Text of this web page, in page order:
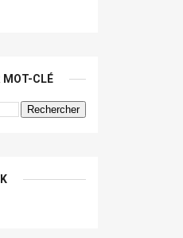
MOT-CLÉ